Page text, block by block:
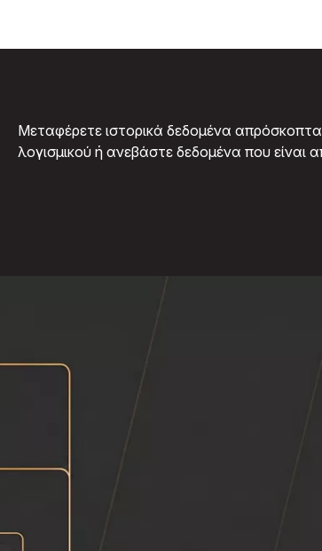
Μεταφέρετε ιστορικά δεδομένα
λογισμικού ή ανεβάστε δεδομένα που είναι